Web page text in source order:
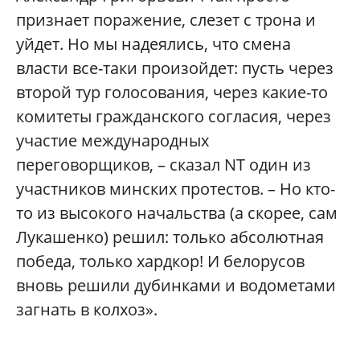
признает поражение, слезет с трона и
уйдет. Но мы надеялись, что смена
власти все-таки произойдет: пусть через
второй тур голосования, через какие-то
комитеты гражданского согласия, через
участие международных
переговорщиков, – сказал NT один из
участников минских протестов. – Но кто-
то из высокого начальства (а скорее, сам
Лукашенко) решил: только абсолютная
победа, только хардкор! И белорусов
вновь решили дубинками и водометами
загнать в колхоз».